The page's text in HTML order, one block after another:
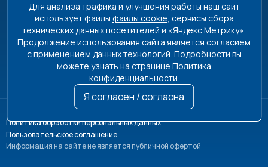
8 495 663-99-48
8 800 350-99-08
info@poolplanet.ru
г. Москва, проспект Мира, д. 61
Пн-Пт 9:00-18:00 Сб-Вс выходной
Политика обработки персональных данных
Пользовательское соглашение
Информация на сайте не является публичной офертой
Для анализа трафика и улучшения работы наш сайт
использует файлы файлы cookie, сервисы сбора
технических данных посетителей и «Яндекс.Метрику».
Продолжение использования сайта является согласием
с применением данных технологий. Подробности вы
можете узнать на странице Политика
конфиденциальности.
Я согласен / согласна